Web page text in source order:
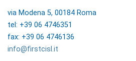
via Modena 5, 00184 Roma
tel: +39 06 4746351
fax: +39 06 4746136
info@firstcisl.it